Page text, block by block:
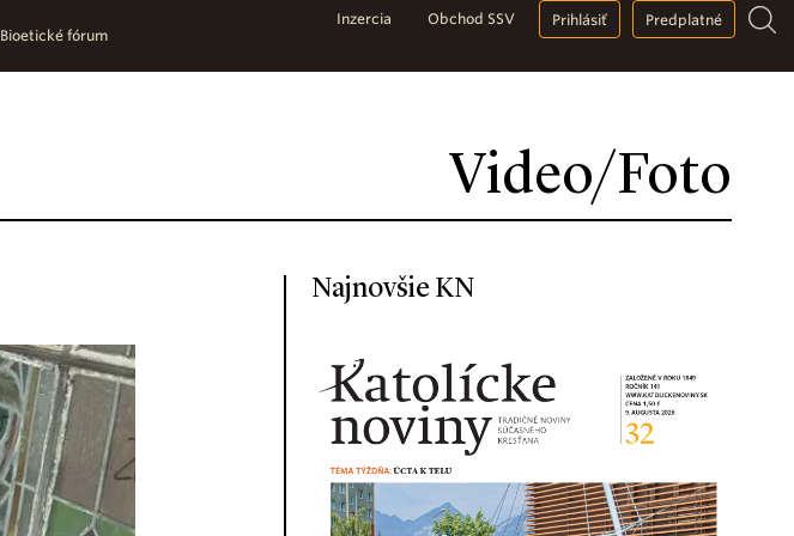
Video/Foto
Bioetické fórum
Inzercia Obchod SSV Prihlásiť Predplatné
Najnovšie KN